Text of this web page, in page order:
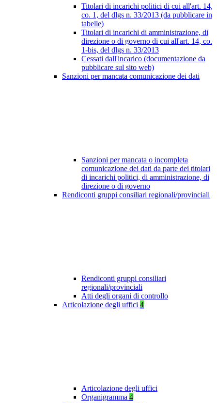
Titolari di incarichi politici di cui all'art. 14,
co. 1, del dlgs n. 33/2013 (da pubblicare in
tabelle)
Titolari di incarichi di amministrazione, di
direzione o di governo di cui all'art. 14, co.
1-bis, del dlgs n. 33/2013
Cessati dall'incarico (documentazione da
pubblicare sul sito web)
Sanzioni per mancata comunicazione dei dati
Sanzioni per mancata o incompleta
comunicazione dei dati da parte dei titolari
di incarichi politici, di amministrazione, di
direzione o di governo
Rendiconti gruppi consiliari regionali/provinciali
Rendiconti gruppi consiliari
regionali/provinciali
Atti degli organi di controllo
Articolazione degli uffici 4
Articolazione degli uffici
Organigramma 4